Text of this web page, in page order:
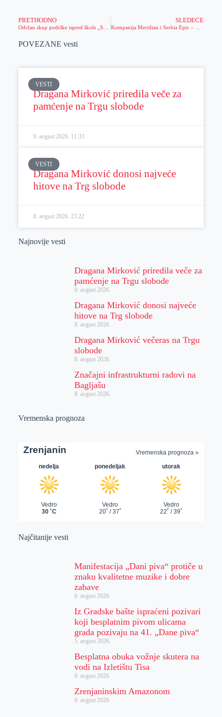
PRETHODNO
Održan skup podrške ispred škole „Servo Mihalj“
SLEDEĆE
POVEZANE vesti
VESTI
Dragana Mirković priredila veče za
pamćenje na Trgu slobode
9. avgust 2026. 11:33
VESTI
Dragana Mirković donosi najveće
hitove na Trg slobode
8. avgust 2026. 23:22
Najnovije vesti
Dragana Mirković priredila veče za
pamćenje na Trgu slobode
9. avgust 2026.
Dragana Mirković donosi najveće
hitove na Trg slobode
8. avgust 2026.
Dragana Mirković večeras na Trgu
slobode
8. avgust 2026.
Značajni infrastrukturni radovi na
Bagljašu
8. avgust 2026.
Vremenska prognoza
Najčitanije vesti
Manifestacija „Dani piva“ protiče u
znaku kvalitetne muzike i dobre
zabave
6. avgust 2026.
Iz Gradske bašte ispraćeni pozivari
koji besplatnim pivom ulicama
grada pozivaju na 41. „Dane piva“
5. avgust 2026.
Besplatna obuka vožnje skutera na
vodi na Izletištu Tisa
6. avgust 2026.
Zrenjaninskim Amazonom
6. avgust 2026.